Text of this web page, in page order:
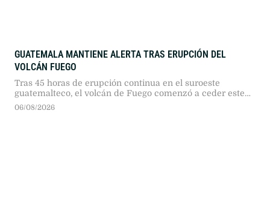
GUATEMALA MANTIENE ALERTA TRAS ERUPCIÓN DEL
VOLCÁN FUEGO
Tras 45 horas de erupción continua en el suroeste
guatemalteco, el volcán de Fuego comenzó a ceder este
miércoles, mientras autoridades mantienen evacuaciones
06/08/2026